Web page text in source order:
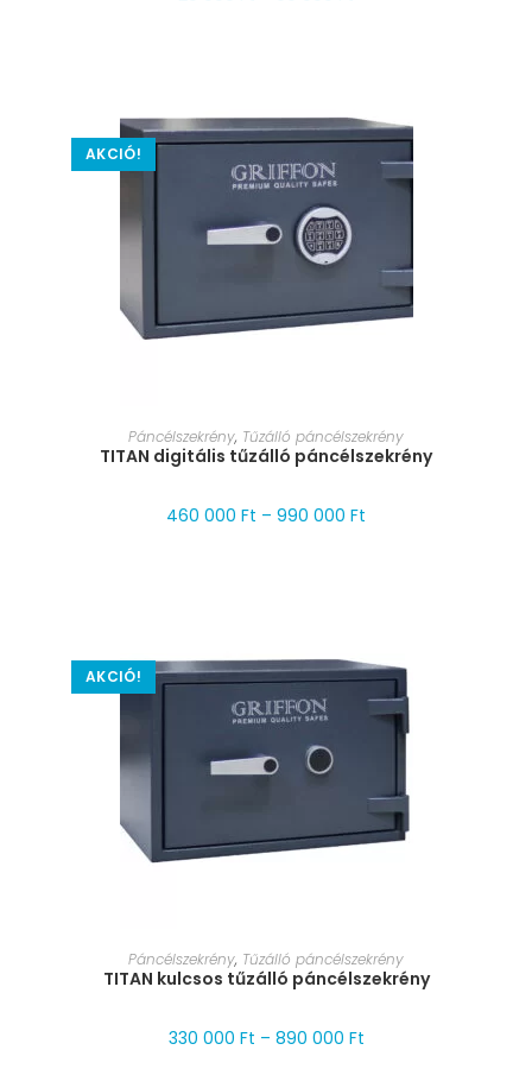
AKCIÓ!
MÉRET VÁLASZTÁSA
Páncélszekrény, Tűzálló páncélszekrény
TITAN digitális tűzálló páncélszekrény
460 000 Ft – 990 000 Ft
AKCIÓ!
MÉRET VÁLASZTÁSA
Páncélszekrény, Tűzálló páncélszekrény
TITAN kulcsos tűzálló páncélszekrény
330 000 Ft – 890 000 Ft